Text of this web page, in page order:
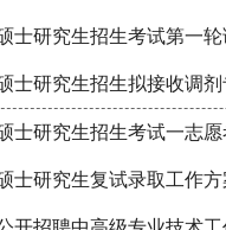
士研究生招生考试第一
士研究生招生拟接收调
士研究生招生考试一志
士研究生复试录取工作方